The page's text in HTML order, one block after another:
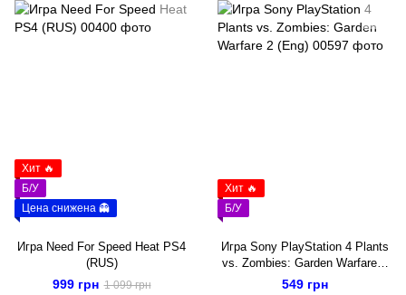
Хит 🔥
Б/У
Цена снижена 👻
Игра Need For Speed Heat PS4
(RUS)
999 грн 1 099 грн
Хит 🔥
Б/У
Игра Sony PlayStation 4 Plants
vs. Zombies: Garden Warfare 2
(Eng)
549 грн